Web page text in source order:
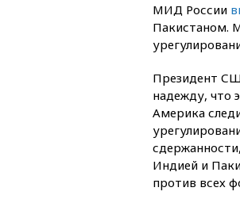
МИД России
Пакистаном.
Президент
надежду, что
Америка
Индией и
против всех